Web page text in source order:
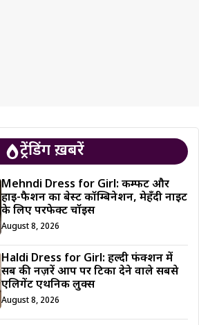
ट्रेंडिंग ख़बरें
Mehndi Dress for Girl: कम्फर्ट और
हाई-फैशन का बेस्ट कॉम्बिनेशन, मेहँदी नाइट
के लिए परफेक्ट चॉइस
August 8, 2026
Haldi Dress for Girl: हल्दी फंक्शन में
सब की नज़रें आप पर टिका देने वाले सबसे
एलिगेंट एथनिक लुक्स
August 8, 2026